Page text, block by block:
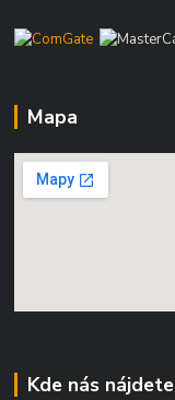
Mapa
Kde nás nájdete